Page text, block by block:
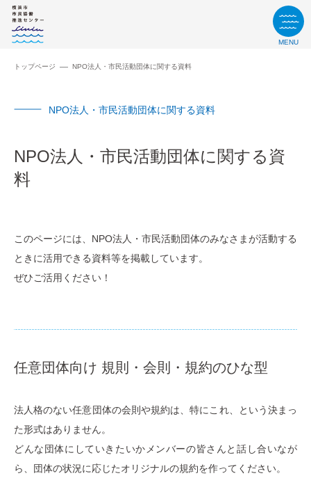
MENU
トップページ NPO法⼈・市⺠活動団体に関する資料
NPO法⼈・市⺠活動団体に関する資料
NPO法⼈・市⺠活動団体に関する資
料
このページには、NPO法⼈・市⺠活動団体のみなさまが活動する
ときに活⽤できる資料等を掲載しています。
ぜひご活⽤ください！
任意団体向け 規則・会則・規約のひな型
法⼈格のない任意団体の会則や規約は、特にこれ、という決まっ
た形式はありません。
どんな団体にしていきたいかメンバーの皆さんと話し合いなが
ら、団体の状況に応じたオリジナルの規約を作ってください。